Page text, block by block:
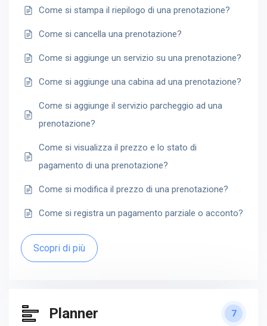
Come si stampa il riepilogo di una prenotazione?
Come si cancella una prenotazione?
Come si aggiunge un servizio su una prenotazione?
Come si aggiunge una cabina ad una prenotazione?
Come si aggiunge il servizio parcheggio ad una
prenotazione?
Come si visualizza il prezzo e lo stato di
pagamento di una prenotazione?
Come si modifica il prezzo di una prenotazione?
Come si registra un pagamento parziale o acconto?
Scopri di più
Planner 7